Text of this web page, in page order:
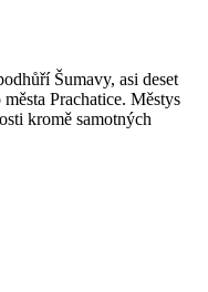
Šumavy, asi deset
Prachatice. Městys
kromě samotných